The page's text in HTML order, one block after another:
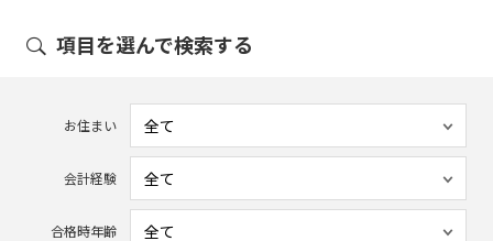
項目を選んで検索する
お住まい
会計経験
合格時年齢